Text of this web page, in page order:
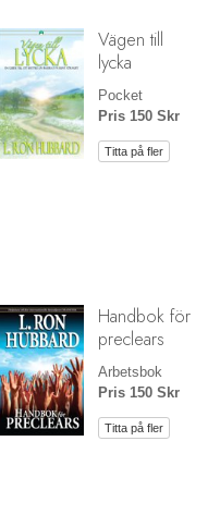
Vägen till
lycka
Pocket
Pris 150 Skr
Titta på fler
Handbok för
preclears
Arbetsbok
Pris 150 Skr
Titta på fler